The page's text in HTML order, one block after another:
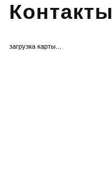
Контакты
загрузка карты...